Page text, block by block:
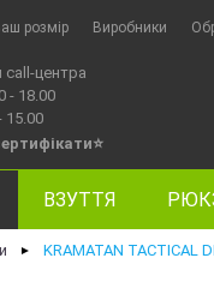
розмір Виробники
call-центра
- 18.00
15.00
ВЗУТТЯ
► KRAMATAN TACTICAL